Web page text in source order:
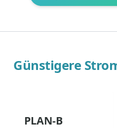
Günstigere
PLAN-B